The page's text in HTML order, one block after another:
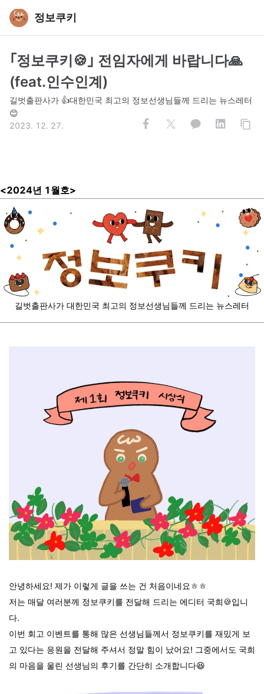
정보쿠키
｢정보쿠키🍪｣ 전임자에게 바랍니다🙏
(feat.인수인계)
길벗출판사가 👍대한민국 최고의 정보선생님들께 드리는 뉴스레터
😊
2023. 12. 27.
<2024년 1 월호>
길벗출판사가 대한민국 최고의 정보선생님들께 드리는 뉴스레터
안녕하세요! 제가 이렇게 글을 쓰는 건 처음이네요ㅎㅎ
저는 매달 여러분께 정보쿠키를 전달해 드리는 에디터 국희🍪입니
다.
이번 회고 이벤트를 통해 많은 선생님들께서 정보쿠키를 재밌게 보
고 있다는 응원을 전달해 주셔서 정말 힘이 났어요! 그중에서도 국희
의 마음을 울린 선생님의 후기를 간단히 소개합니다😆